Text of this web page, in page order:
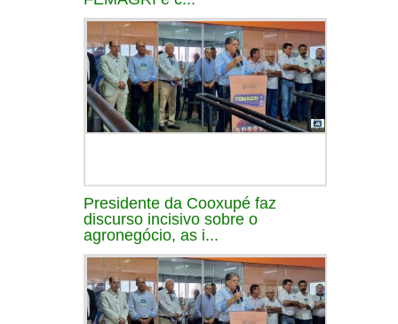
Presidente da Cooxupé faz
discurso incisivo sobre o
agronegócio, as i...